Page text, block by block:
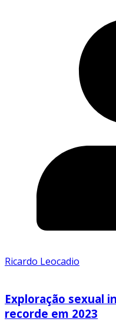
Ricardo Leocadio
Exploração sexual
recorde em 2023